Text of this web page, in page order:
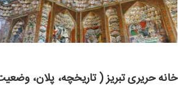
خانه حریری تبریز ( تاریخچه، پلان،